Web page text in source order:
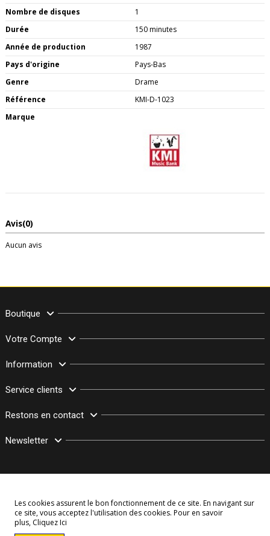
Nombre de disques
1
Durée
150 minutes
Année de production
1987
Pays d'origine
Pays-Bas
Genre
Drame
Référence
KMI-D-1023
Marque
Avis(0)
Aucun avis
Boutique
Votre Compte
Information
Service clients
Restons en contact
Newsletter
© Copyright 2003–2026 Bollymarket.com - Tous Droits Réservés
Les cookies assurent le bon fonctionnement de ce site. En navigant sur
ce site, vous acceptez l'utilisation des cookies. Pour en savoir
plus, Cliquez Ici